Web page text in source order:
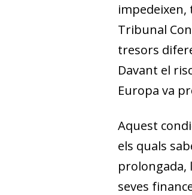
Tribunal
tresors
Davant el
Europa va
Aquest
els quals
prolongada,
seves